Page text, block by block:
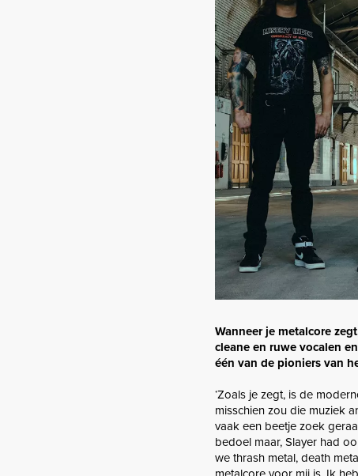
Wanneer je metalcore
cleane en ruwe vocalen
één van de pioniers van
‘Zoals je zegt, is de
misschien zou die muziek
vaak een beetje zoek
bedoel maar, Slayer had
we thrash metal, death